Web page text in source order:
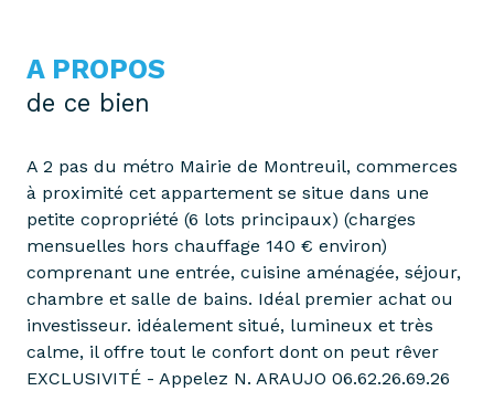
A PROPOS
de ce bien
A 2 pas du métro Mairie de Montreuil, commerces
à proximité cet appartement se situe dans une
petite copropriété (6 lots principaux) (charges
mensuelles hors chauffage 140 € environ)
comprenant une entrée, cuisine aménagée, séjour,
chambre et salle de bains. Idéal premier achat ou
investisseur. idéalement situé, lumineux et très
calme, il offre tout le confort dont on peut rêver
EXCLUSIVITÉ - Appelez N. ARAUJO 06.62.26.69.26